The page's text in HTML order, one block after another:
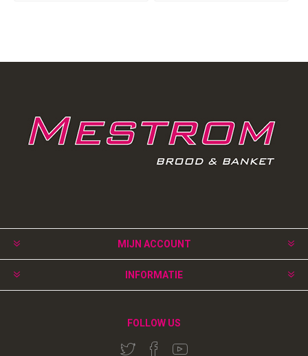
MIJN ACCOUNT
INFORMATIE
FOLLOW US